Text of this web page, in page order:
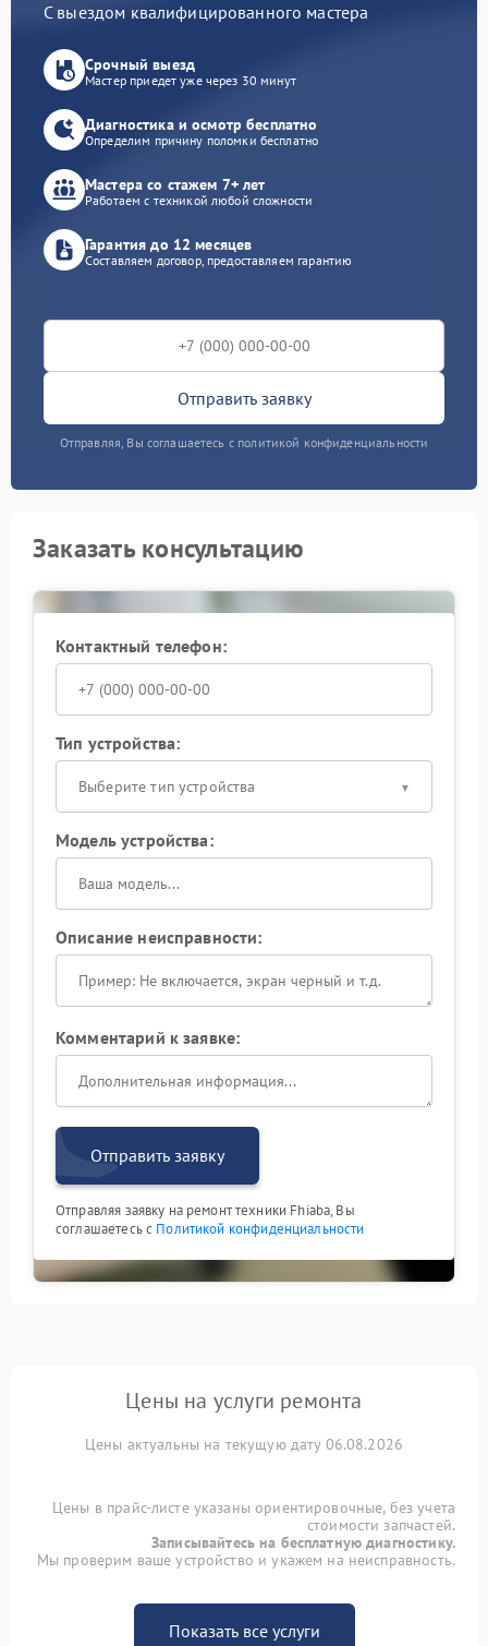
С выездом квалифицированного мастера
Срочный выезд
Мастер приедет уже через 30 минут
Диагностика и осмотр бесплатно
Определим причину поломки бесплатно
Мастера со стажем 7+ лет
Работаем с техникой любой сложности
Гарантия до 12 месяцев
Составляем договор, предоставляем гарантию
Отправить заявку
Отправляя, Вы соглашаетесь с политикой конфиденциальности
Заказать консультацию
Контактный телефон:
Тип устройства:
Выберите тип устройства
Модель устройства:
Описание неисправности:
Комментарий к заявке:
Отправить заявку
Отправляя заявку на ремонт техники Fhiaba, Вы
соглашаетесь с Политикой конфиденциальности
Цены на услуги ремонта
Цены актуальны на текущую дату 06.08.2026
Цены в прайс-листе указаны ориентировочные, без учета
стоимости запчастей.
Записывайтесь на бесплатную диагностику.
Мы проверим ваше устройство и укажем на неисправность.
Показать все услуги